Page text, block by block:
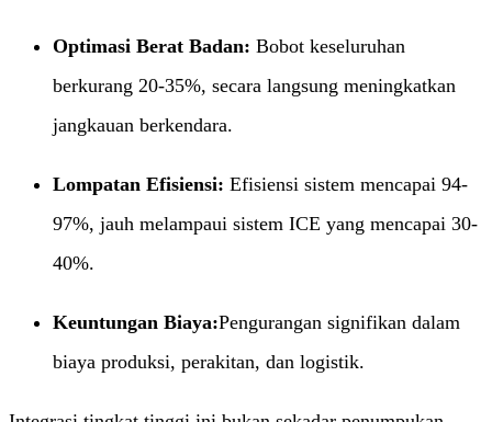
Optimasi Berat Badan:​ ​ Bobot keseluruhan
berkurang 20-35%, secara langsung meningkatkan
jangkauan berkendara.
Lompatan Efisiensi:​ ​ Efisiensi sistem mencapai 94-
97%, jauh melampaui sistem ICE yang mencapai 30-
40%.
Keuntungan Biaya:​Pengurangan signifikan dalam
biaya produksi, perakitan, dan logistik.